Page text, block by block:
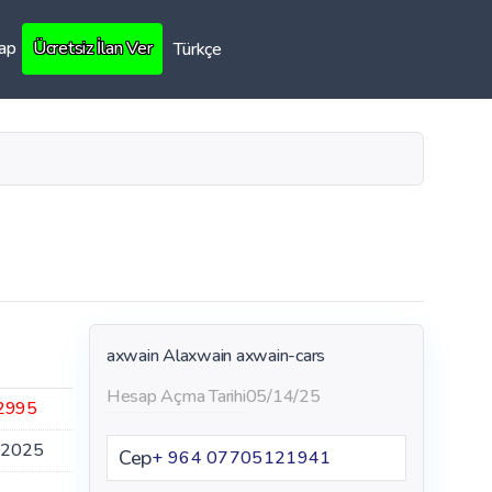
Ücretsiz İlan Ver Türkçe
axwain Alaxwainaxwain-cars
Hesap Açma Tarihi05/14/25
Cep+ 964 07705121941